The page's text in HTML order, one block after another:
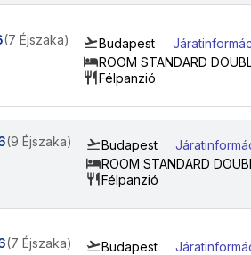
(7 Éjszaka) Budapest
ROOM STANDARD
Félpanzió
(9 Éjszaka) Budapest
ROOM STANDARD
Félpanzió
(7 Éjszaka) Budapest